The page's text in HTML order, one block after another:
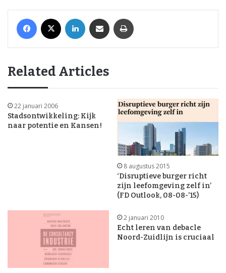
Related Articles
22 januari 2006
Stadsontwikkeling: Kijk
naar potentie en Kansen!
8 augustus 2015
‘Disruptieve burger richt
zijn leefomgeving zelf in’
(FD Outlook, 08-08-’15)
2 januari 2010
Echt leren van debacle
Noord-Zuidlijn is cruciaal